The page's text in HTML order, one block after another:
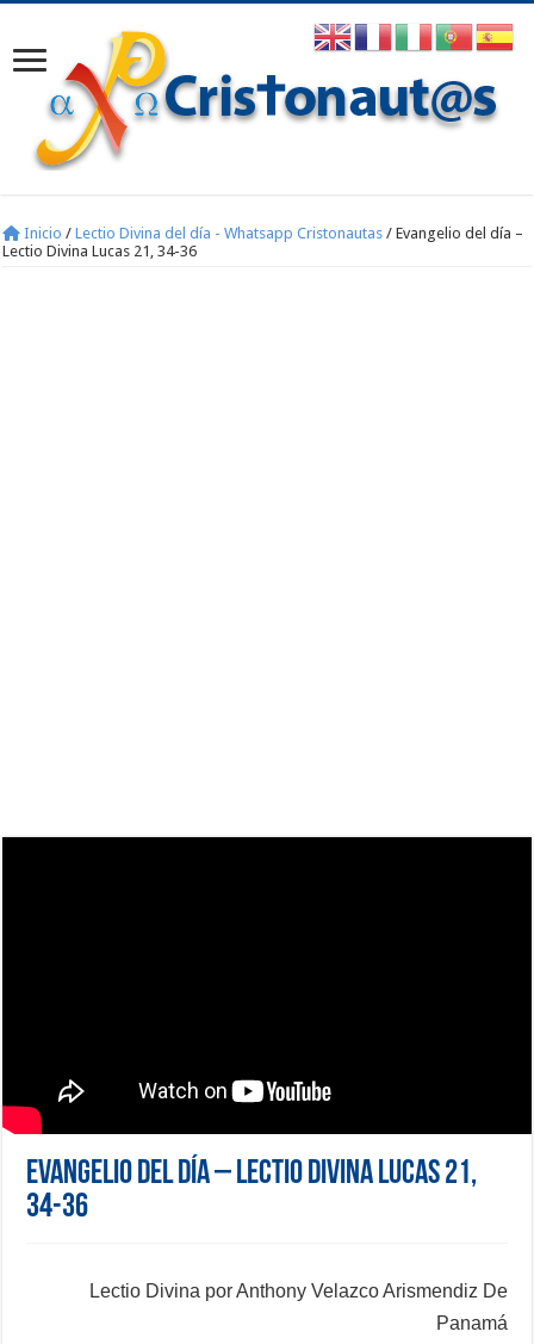
Inicio / Lectio Divina del día - Whatsapp Cristonautas / Evangelio del día –
Lectio Divina Lucas 21, 34-36
Evangelio del día – Lectio Divina Lucas 21,
34-36
Lectio Divina por Anthony Velazco Arismendiz De
Panamá